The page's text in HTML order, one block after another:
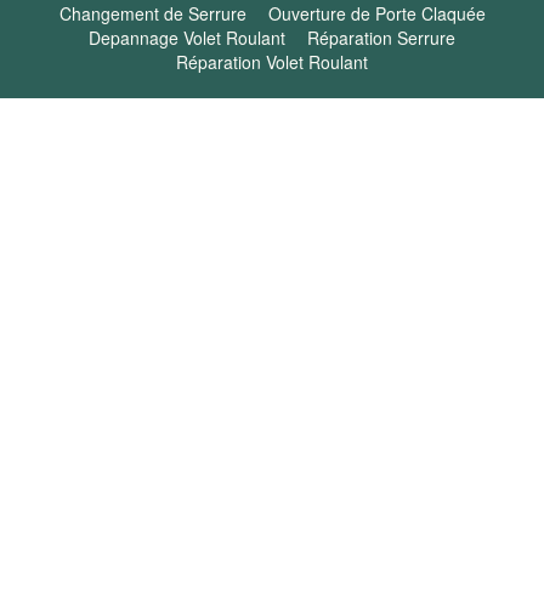
Changement de Serrure
Ouverture de Porte Claquée
Depannage Volet Roulant
Réparation Serrure
Réparation Volet Roulant